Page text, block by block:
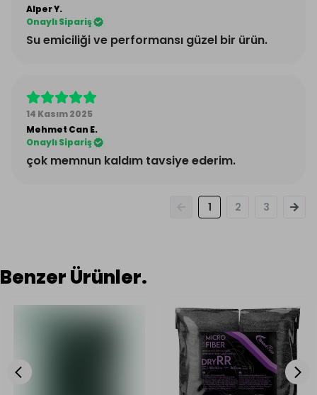
AlperY.
Onaylı Sipariş
Su emiciliği ve performansı güzel bir ürün.
14 Kasım 2025
Mehmet Can E.
Onaylı Sipariş
çok memnun kaldım tavsiye ederim.
1 2 3
Benzer Ürünler.